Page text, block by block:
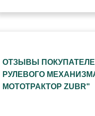
ОТЗЫВЫ
РУЛЕВОГО МЕХАНИЗМА
МОТОТРАКТОР ZUBR"